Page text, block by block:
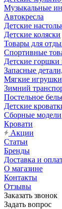
Музыкальные
Автокресла
Детские
Детские коляски
Товары для
Спортивные
Детские горшки
Запасные
Мягкие игрушки
Зимний
Постельное
Детские
Сборные модели
Кровати
Акции
Статьи
Бренды
Доставка и
О магазине
Контакты
Отзывы
Заказать звонок
Задать вопрос